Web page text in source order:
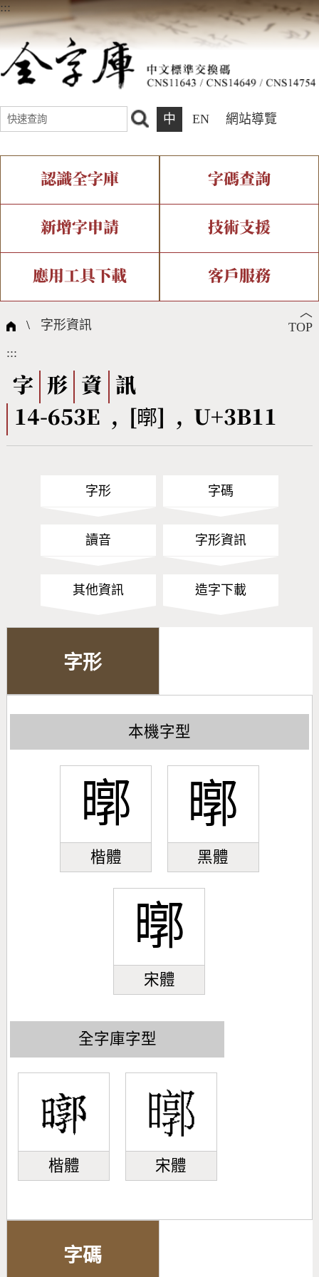
:::
中 EN 網站導覽
認識全字庫
全字庫介紹 全字庫現況
中文碼介紹 專有名詞介紹
國際字碼相關組織
字碼查詢
IDS查詢 部件查詢
複合查詢 注音查詢
筆畫查詢
筆順序查詢
CNS查詢 Unicode查詢
新增字申請
新字申請處理流程
技術支援
字形即時顯示 造字解決方案
全字庫授權 轉碼Web Service
應用工具下載
個人電腦造字處理工具
字形下載
客戶服務
問題集
熱門查詢統計
︿
TOP
\ 字形資訊
:::
字 形 資
訊
14-653E , [㬑] , U+3B11
字形 字碼
讀音 字形資訊
其他資訊 造字下載
字形
本機字型
㬑
楷體
㬑
黑體
㬑
宋體
全字庫字型
楷體 宋體
字碼